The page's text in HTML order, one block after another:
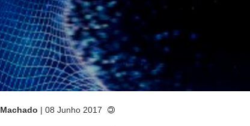
| 08 Junho 2017